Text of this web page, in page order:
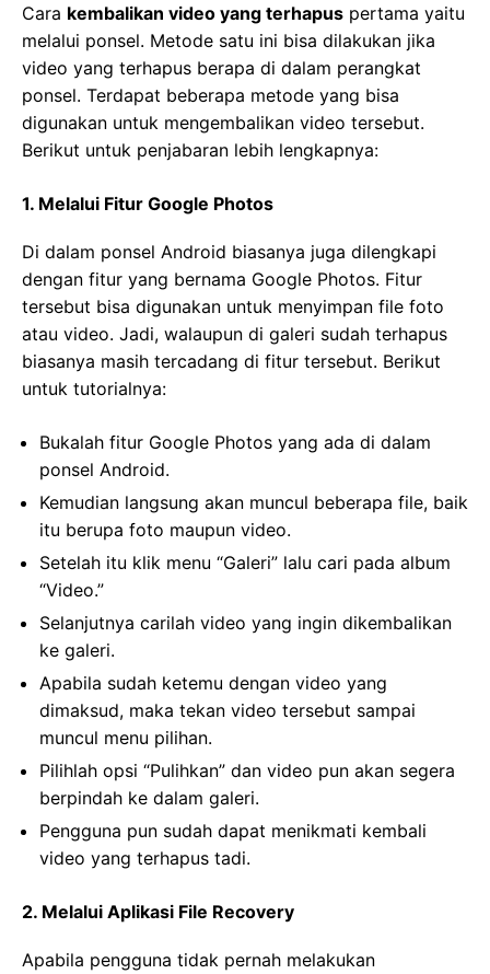
Cara kembalikan video yang terhapus pertama yaitu
melalui ponsel. Metode satu ini bisa dilakukan jika
video yang terhapus berapa di dalam perangkat
ponsel. Terdapat beberapa metode yang bisa
digunakan untuk mengembalikan video tersebut.
Berikut untuk penjabaran lebih lengkapnya:
1. Melalui Fitur Google Photos
Di dalam ponsel Android biasanya juga dilengkapi
dengan fitur yang bernama Google Photos. Fitur
tersebut bisa digunakan untuk menyimpan file foto
atau video. Jadi, walaupun di galeri sudah terhapus
biasanya masih tercadang di fitur tersebut. Berikut
untuk tutorialnya:
Bukalah fitur Google Photos yang ada di dalam
ponsel Android.
Kemudian langsung akan muncul beberapa file, baik
itu berupa foto maupun video.
Setelah itu klik menu “Galeri” lalu cari pada album
“Video.”
Selanjutnya carilah video yang ingin dikembalikan
ke galeri.
Apabila sudah ketemu dengan video yang
dimaksud, maka tekan video tersebut sampai
muncul menu pilihan.
Pilihlah opsi “Pulihkan” dan video pun akan segera
berpindah ke dalam galeri.
Pengguna pun sudah dapat menikmati kembali
video yang terhapus tadi.
2. Melalui Aplikasi File Recovery
Apabila pengguna tidak pernah melakukan